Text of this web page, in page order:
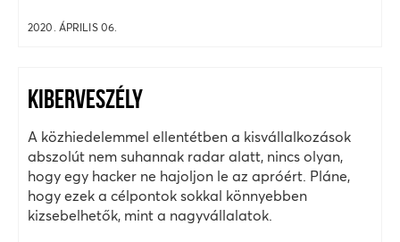
2020. ÁPRILIS 06.
KIBERVESZÉLY
A közhiedelemmel ellentétben a kisvállalkozások
abszolút nem suhannak radar alatt, nincs olyan,
hogy egy hacker ne hajoljon le az apróért. Pláne,
hogy ezek a célpontok sokkal könnyebben
kizsebelhetők, mint a nagyvállalatok.